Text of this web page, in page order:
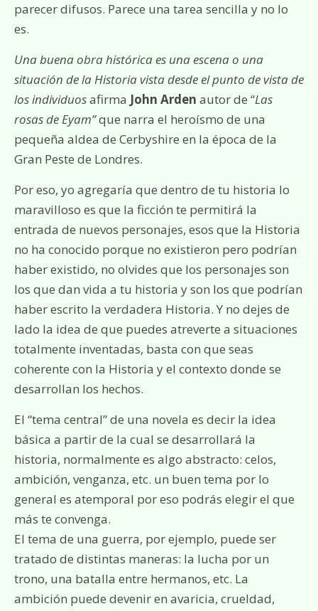
parecer difusos. Parece una tarea sencilla y no lo
es.
Una buena obra histórica es una escena o una
situación de la Historia vista desde el punto de vista de
los individuosafirma John Arden autor de “Las
rosas de Eyam”que narra el heroísmo de una
pequeña aldea de Cerbyshire en la época de la
Gran Peste de Londres.
Por eso, yo agregaría que dentro de tu historia lo
maravilloso es que la ficción te permitirá la
entrada de nuevos personajes, esos que la Historia
no ha conocido porque no existieron pero podrían
haber existido, no olvides que los personajes son
los que dan vida a tu historia y son los que podrían
haber escrito la verdadera Historia. Y no dejes de
lado la idea de que puedes atreverte a situaciones
totalmente inventadas, basta con que seas
coherente con la Historia y el contexto donde se
desarrollan los hechos.
El “tema central” de una novela es decir la idea
básica a partir de la cual se desarrollará la
historia, normalmente es algo abstracto: celos,
ambición, venganza, etc. un buen tema por lo
general es atemporal por eso podrás elegir el que
más te convenga.
El tema de una guerra, por ejemplo, puede ser
tratado de distintas maneras: la lucha por un
trono, una batalla entre hermanos, etc. La
ambición puede devenir en avaricia, crueldad,